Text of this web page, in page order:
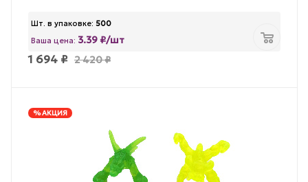
Шт. в упаковке: 500
Ваша цена: 3.39 ₽/шт
1 694 ₽ 2 420₽
% АКЦИЯ